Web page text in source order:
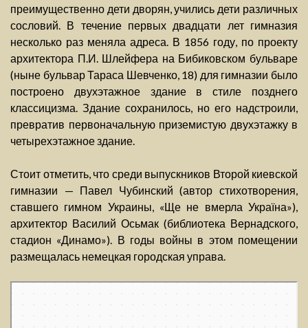
преимущественно дети дворян, учились дети различных
сословий. В течение первых двадцати лет гимназия
несколько раз меняла адреса. В 1856 году, по проекту
архитектора П.И. Шлейфера на Бибиковском бульваре
(ныне бульвар Тараса Шевченко, 18) для гимназии было
построено двухэтажное здание в стиле позднего
классицизма. Здание сохранилось, но его надстроили,
превратив первоначальную приземистую двухэтажку в
четырехэтажное здание.
Стоит отметить, что среди выпускников Второй киевской
гимназии — Павел Чубинский (автор стихотворения,
ставшего гимном Украины, «Ще не вмерла Україна»),
архитектор Василий Осьмак (библиотека Вернадского,
стадион «Динамо»). В годы войны в этом помещении
размещалась немецкая городская управа.